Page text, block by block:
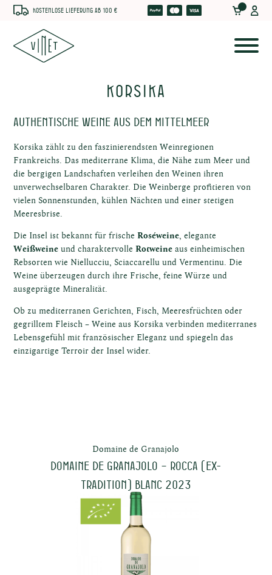
Kostenlose Lieferung ab 100 €
Korsika
Authentische Weine aus dem Mittelmeer
Korsika zählt zu den faszinierendsten Weinregionen
Frankreichs. Das mediterrane Klima, die Nähe zum Meer und
die bergigen Landschaften verleihen den Weinen ihren
unverwechselbaren Charakter. Die Weinberge profitieren von
vielen Sonnenstunden, kühlen Nächten und einer stetigen
Meeresbrise.
Die Insel ist bekannt für frische Roséweine, elegante
Weißweineund charaktervolle Rotweineaus einheimischen
Rebsorten wie Niellucciu, Sciaccarellu und Vermentinu. Die
Weine überzeugen durch ihre Frische, feine Würze und
ausgeprägte Mineralität.
Ob zu mediterranen Gerichten, Fisch, Meeresfrüchten oder
gegrilltem Fleisch – Weine aus Korsika verbinden mediterranes
Lebensgefühl mit französischer Eleganz und spiegeln das
einzigartige Terroir der Insel wider.
Domaine de Granajolo
Domaine de Granajolo – ROCCA (ex-
Tradition) Blanc 2023